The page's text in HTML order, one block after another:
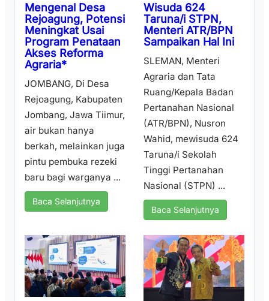
Mengenal Desa
Rejoagung, Potensi
Meningkat Usai
Program Penataan
Akses Reforma
Agraria*
JOMBANG, Di Desa
Rejoagung, Kabupaten
Jombang, Jawa Tiimur,
air bukan hanya
berkah, melainkan juga
pintu pembuka rezeki
baru bagi warganya ...
Baca Selanjutnya
Wisuda 624
Taruna/i STPN,
Menteri ATR/BPN
Sampaikan Hal Ini
SLEMAN, Menteri
Agraria dan Tata
Ruang/Kepala Badan
Pertanahan Nasional
(ATR/BPN), Nusron
Wahid, mewisuda 624
Taruna/i Sekolah
Tinggi Pertanahan
Nasional (STPN) ...
Baca Selanjutnya